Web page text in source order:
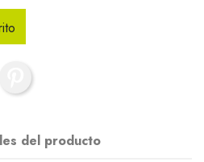
del producto